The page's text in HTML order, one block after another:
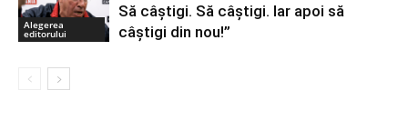
Alegerea
editorului
Să câștigi. Să câștigi. Iar apoi să
câștigi din nou!”